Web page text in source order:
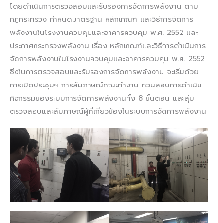
โดยดำเนินการตรวจสอบและรับรองการจัดการพลังงาน ตาม
กฎกระทรวง กำหนดมาตรฐาน หลักเกณฑ์ และวิธีการจัดการ
พลังงานในโรงงานควบคุมและอาคารควบคุม พ.ศ. 2552 และ
ประกาศกระทรวงพลังงาน เรื่อง หลักเกณฑ์และวิธีการดำเนินการ
จัดการพลังงานในโรงงานควบคุมและอาคารควบคุม พ.ศ. 2552
ซึ่งในการตรวจสอบและรับรองการจัดการพลังงาน จะเริ่มด้วย
การเปิดประชุมฯ การสัมภาษณ์คณะทำงาน ทวนสอบการดำเนิน
กิจกรรมของระบบการจัดการพลังงานทั้ง 8 ขั้นตอน และสุ่ม
ตรวจสอบและสัมภาษณ์ผู้ที่เกี่ยวข้องในระบบการจัดการพลังงาน